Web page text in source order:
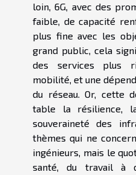
loin, 6G, avec des
faible, de capacité
plus fine avec les
grand public, cela
des services plus
mobilité, et une
du réseau. Or, cette
table la résilience,
souveraineté des
thèmes qui ne
ingénieurs, mais le
santé, du travail à